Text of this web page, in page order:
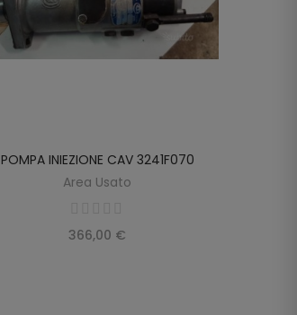
SCOPRIRE
POMPA INIEZIONE CAV 3241F070
Area Usato
366,00 €